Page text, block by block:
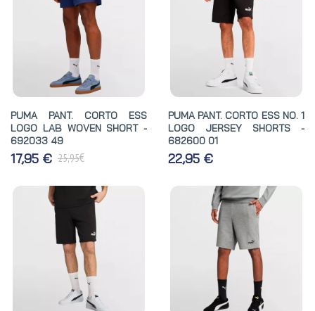
PUMA PANT. CORTO ESS
LOGO LAB WOVEN SHORT -
692033 49
17,95 € 25,95€
PUMA PANT. CORTO ESS NO. 1
LOGO JERSEY SHORTS -
682600 01
22,95 €